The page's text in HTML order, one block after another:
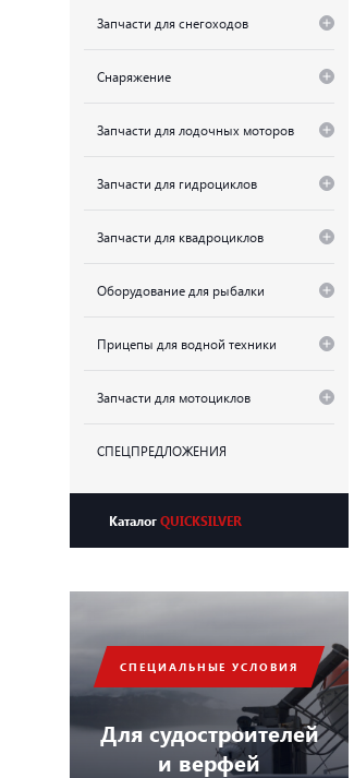
Запчасти для снегоходов
Снаряжение
Запчасти для лодочных моторов
Запчасти для гидроциклов
Запчасти для квадроциклов
Оборудование для рыбалки
Прицепы для водной техники
Запчасти для мотоциклов
СПЕЦПРЕДЛОЖЕНИЯ
КаталогQUICKSILVER
СПЕЦИАЛЬНЫЕ УСЛОВИЯ
Для судостроителей
и верфей